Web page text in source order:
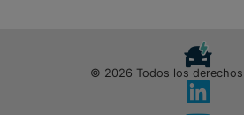
© 2026 Todos los